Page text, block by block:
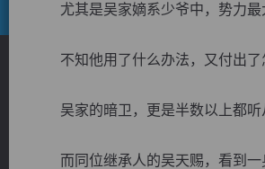
尤其是吴家嫡系少爷中，势力最
不知他用了什么办法，又付出了
吴家的暗卫，更是半数以上都听
而同位继承人的吴天赐，看到一